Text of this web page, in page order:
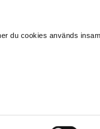
du cookies används